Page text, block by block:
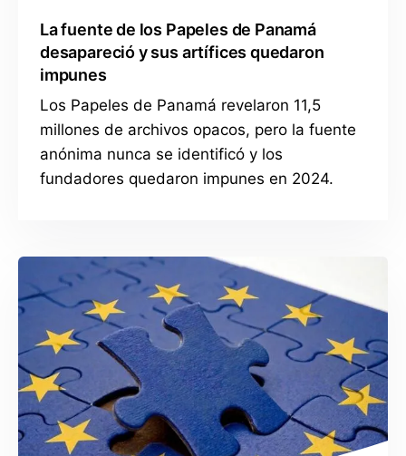
La fuente de los Papeles de Panamá
desapareció y sus artífices quedaron
impunes
Los Papeles de Panamá revelaron 11,5
millones de archivos opacos, pero la fuente
anónima nunca se identificó y los
fundadores quedaron impunes en 2024.